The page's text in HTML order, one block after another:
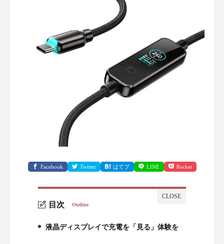
Facebook Twitter はてブ LINE Pocket
目次 Outline
1.
液晶ディスプレイで充電を「見る」体験を